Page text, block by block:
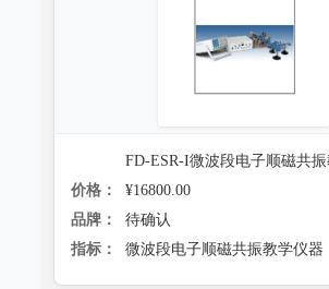
FD-ESR-I微波段电子顺磁共
价格：
¥16800.00
品牌：
待确认
指标：
微波段电子顺磁共振教学仪器